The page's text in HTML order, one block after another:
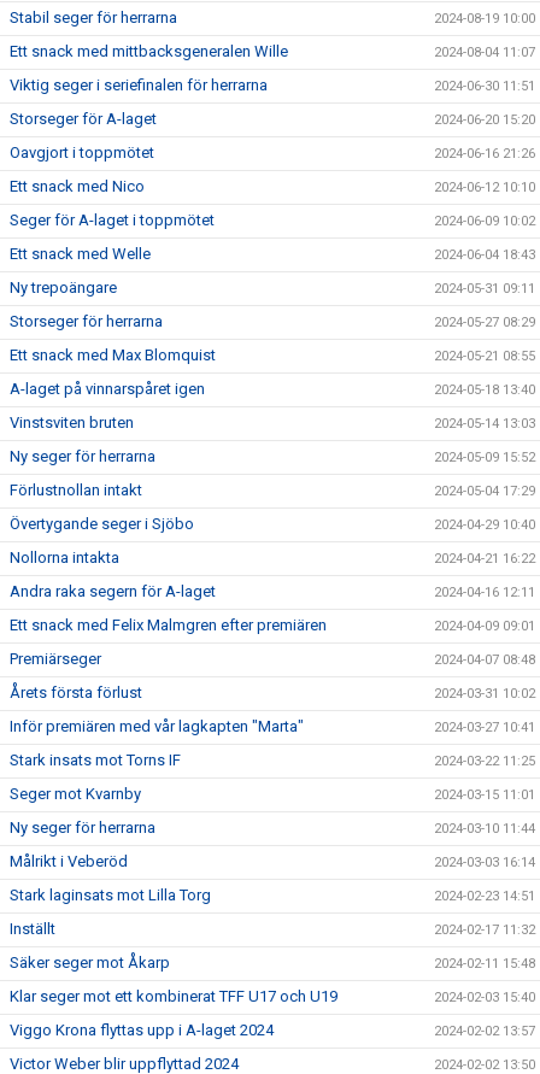
Stabil seger för herrarna 2024-08-19 10:00
Ett snack med mittbacksgeneralen Wille 2024-08-04 11:07
Viktig seger i seriefinalen för herrarna 2024-06-30 11:51
Storseger för A-laget 2024-06-20 15:20
Oavgjort i toppmötet 2024-06-16 21:26
Ett snack med Nico 2024-06-12 10:10
Seger för A-laget i toppmötet 2024-06-09 10:02
Ett snack med Welle 2024-06-04 18:43
Ny trepoängare 2024-05-31 09:11
Storseger för herrarna 2024-05-27 08:29
Ett snack med Max Blomquist 2024-05-21 08:55
A-laget på vinnarspåret igen 2024-05-18 13:40
Vinstsviten bruten 2024-05-14 13:03
Ny seger för herrarna 2024-05-09 15:52
Förlustnollan intakt 2024-05-04 17:29
Övertygande seger i Sjöbo 2024-04-29 10:40
Nollorna intakta 2024-04-21 16:22
Andra raka segern för A-laget 2024-04-16 12:11
Ett snack med Felix Malmgren efter premiären 2024-04-09 09:01
Premiärseger 2024-04-07 08:48
Årets första förlust 2024-03-31 10:02
Inför premiären med vår lagkapten "Marta" 2024-03-27 10:41
Stark insats mot Torns IF 2024-03-22 11:25
Seger mot Kvarnby 2024-03-15 11:01
Ny seger för herrarna 2024-03-10 11:44
Målrikt i Veberöd 2024-03-03 16:14
Stark laginsats mot Lilla Torg 2024-02-23 14:51
Inställt 2024-02-17 11:32
Säker seger mot Åkarp 2024-02-11 15:48
Klar seger mot ett kombinerat TFF U17 och U19 2024-02-03 15:40
Viggo Krona flyttas upp i A-laget 2024 2024-02-02 13:57
Victor Weber blir uppflyttad 2024 2024-02-02 13:50